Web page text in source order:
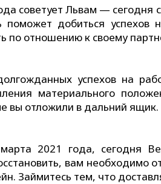
советует Львам —
поможет добиться
отношению к своему
успехов на
материального
вы отложили в дальний ящик.
2021 года, сегодня
вам необходимо
Займитесь тем, что